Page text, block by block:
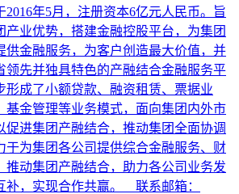
2016年5月，注册资本6亿元人民币。旨
产业优势，搭建金融控股平台，为集团
供金融服务，为客户创造最大价值，并
领先并独具特色的产融结合金融服务平
形成了小额贷款、融资租赁、票据业
基金管理等业务模式，面向集团内外市
促进集团产融结合，推动集团全面协调
于为集团各公司提供综合金融服务、财
推动集团产融结合，助力各公司业务发
补，实现合作共赢。 联系邮箱：